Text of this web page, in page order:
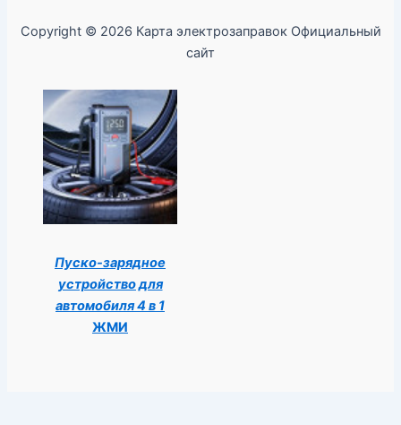
Copyright © 2026 Карта электрозаправок Официальный
сайт
Пуско-зарядное
устройство для
автомобиля 4 в 1
ЖМИ